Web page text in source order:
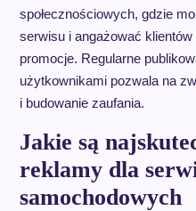
społecznościowych, gdzie
serwisu i angażować
promocje. Regularne
użytkownikami pozwala na
i budowanie zaufania.
Jakie są
reklamy dla
samochodowych